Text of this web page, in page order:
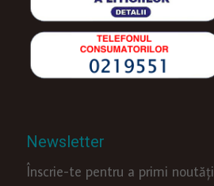
Newsletter
Înscrie-te pentru a primi noutăți